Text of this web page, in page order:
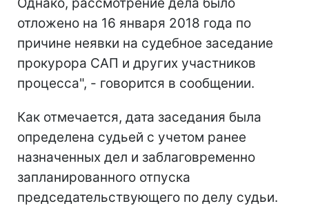
отложено на 16 января 2018 года по
причине неявки на судебное заседание
прокурора САП и других участников
процесса", - говорится в сообщении.
Как отмечается, дата заседания была
определена судьей с учетом ранее
назначенных дел и заблаговременно
запланированного отпуска
председательствующего по делу судьи.